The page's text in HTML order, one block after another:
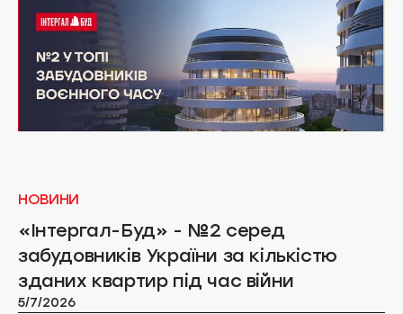
НОВИНИ
«Інтергал-Буд» - №2 серед
забудовників України за кількістю
зданих квартир під час війни
5/7/2026